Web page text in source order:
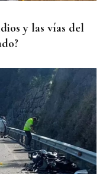
y las vías del